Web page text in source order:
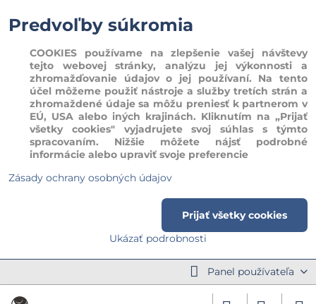
Panel používateľa
Predvoľby súkromia
COOKIES používame na zlepšenie vašej návštevy
tejto webovej stránky, analýzu jej výkonnosti a
zhromažďovanie údajov o jej používaní. Na tento
účel môžeme použiť nástroje a služby tretích strán a
zhromaždené údaje sa môžu preniesť k partnerom v
EÚ, USA alebo iných krajinách. Kliknutím na „Prijať
všetky cookies" vyjadrujete svoj súhlas s týmto
spracovaním. Nižšie môžete nájsť podrobné
informácie alebo upraviť svoje preferencie
Zásady ochrany osobných údajov
Ukázať podrobnosti
Prijať všetky cookies